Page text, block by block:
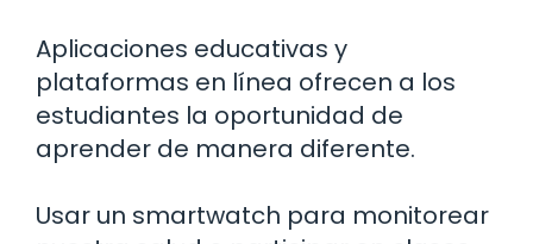
Aplicaciones educativas y
plataformas en línea ofrecen a los
estudiantes la oportunidad de
aprender de manera diferente.
Usar un smartwatch para monitorear